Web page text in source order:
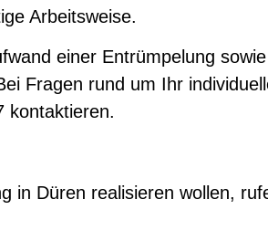
Arbeitsweise.
einer Entrümpelung
Fragen rund um Ihr
kontaktieren.
in Düren realisieren wollen,